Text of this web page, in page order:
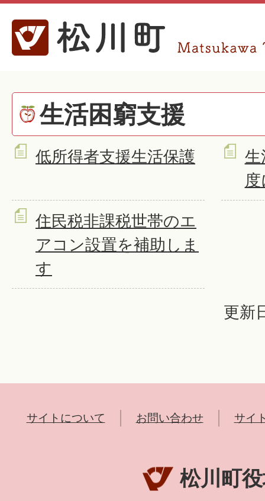
生活困窮支援
低所得者支援生活保護
生
住民税非課税世帯のエ
アコン設置を補助しま
す
更新
サイトについて お問い合わせ サイ
松川町